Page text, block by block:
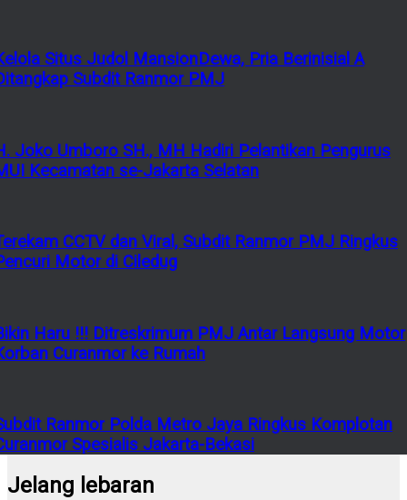
Situs Judol MansionDewa, Pria Berinisial A
Subdit Ranmor PMJ
Joko Umboro SH., MH Hadiri Pelantikan Pengurus
Kecamatan se-Jakarta Selatan
CCTV dan Viral, Subdit Ranmor PMJ Ringkus
Motor di Ciledug
Haru !!! Ditreskrimum PMJ Antar Langsung Motor
Curanmor ke Rumah
Ranmor Polda Metro Jaya Ringkus Komplotan
Spesialis Jakarta-Bekasi
Jelang lebaran